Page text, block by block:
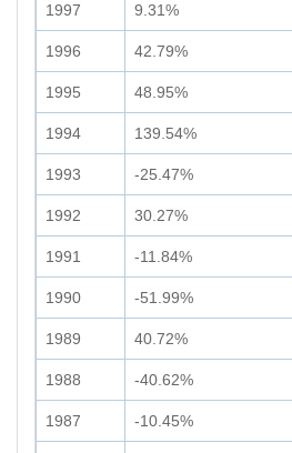
1997 9.31%
1996 42.79%
1995 48.95%
1994 139.54%
1993 -25.47%
1992 30.27%
1991 -11.84%
1990 -51.99%
1989 40.72%
1988 -40.62%
1987 -10.45%